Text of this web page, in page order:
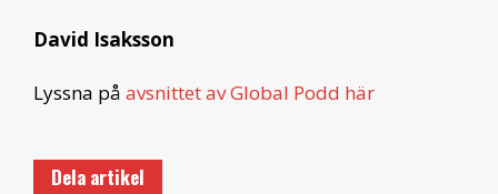
David Isaksson
Lyssna på avsnittet av Global Podd här
Dela artikel